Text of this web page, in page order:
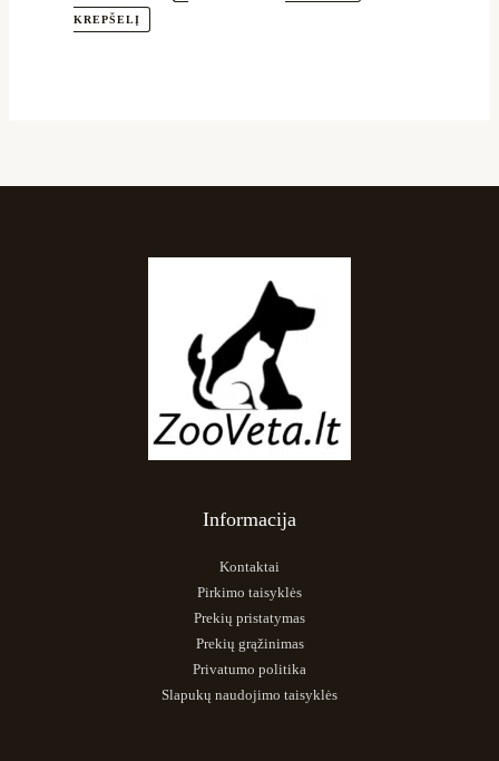
KREPŠELĮ
Informacija
Kontaktai
Pirkimo taisyklės
Prekių pristatymas
Prekių grąžinimas
Privatumo politika
Slapukų naudojimo taisyklės